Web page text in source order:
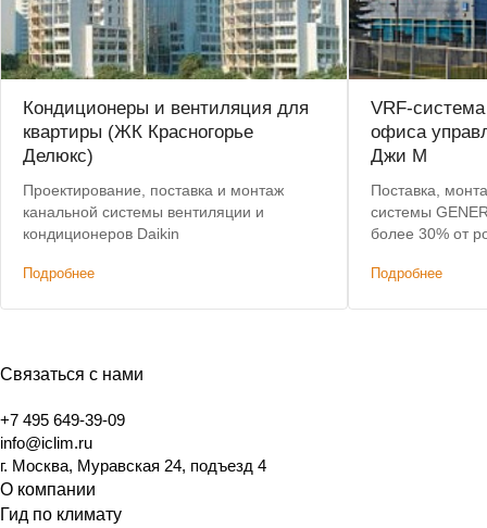
Кондиционеры и вентиляция для
квартиры (ЖК Красногорье
Делюкс)
Проектирование, поставка и монтаж
канальной системы вентиляции и
кондиционеров Daikin
Подробнее
VRF-
офиса
Джи М
Поставка,
системы
более 30% от
Подробнее
Связаться с нами
+7 495 649-39-09
info@iclim.ru
г. Москва, Муравская 24, подъезд 4
О компании
Гид по климату